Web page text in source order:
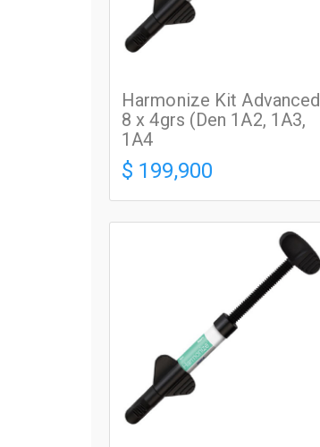
Harmonize Kit Advanced
8 x 4grs (Den 1A2, 1A3,
1A4
$ 199,900
RESINAS PREMIUM